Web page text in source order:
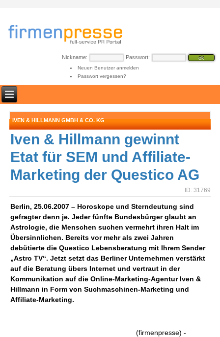
Nickname: Passwort:
Neuen Benutzer anmelden
Passwort vergessen?
IVEN & HILLMANN GMBH & CO. KG
Iven & Hillmann gewinnt
Etat für SEM und Affiliate-
Marketing der Questico AG
ID: 31769
Berlin, 25.06.2007 – Horoskope und Sterndeutung sind
gefragter denn je. Jeder fünfte Bundesbürger glaubt an
Astrologie, die Menschen suchen vermehrt ihren Halt im
Übersinnlichen. Bereits vor mehr als zwei Jahren
debütierte die Questico Lebensberatung mit Ihrem Sender
„Astro TV“. Jetzt setzt das Berliner Unternehmen verstärkt
auf die Beratung übers Internet und vertraut in der
Kommunikation auf die Online-Marketing-Agentur Iven &
Hillmann in Form von Suchmaschinen-Marketing und
Affiliate-Marketing.
(firmenpresse) -